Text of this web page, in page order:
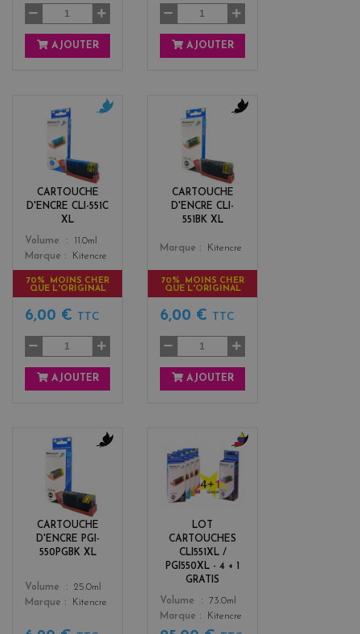
AJOUTER AJOUTER
CARTOUCHE
D'ENCRE CLI-551C
XL
Color
n
Volume
11.0ml
Marque
Kitencre
70% MOINS CHER
QUE L'ORIGINAL
6,00 € TTC
AJOUTER
CARTOUCHE
D'ENCRE CLI-
551BK XL
Color
c
k
Marque Kitencre
70% MOINS CHER
QUE L'ORIGINAL
6,00 € TTC
AJOUTER
CARTOUCHE
D'ENCRE PGI-
550PGBK XL
Color
c
k
Volume
25.0ml
Marque
Kitencre
LOT
CARTOUCHES
CLI551XL /
PGI550XL - 4 + 1
GRATIS
Color
b
c
+
Volume
73.0ml
Marque
Kitencre